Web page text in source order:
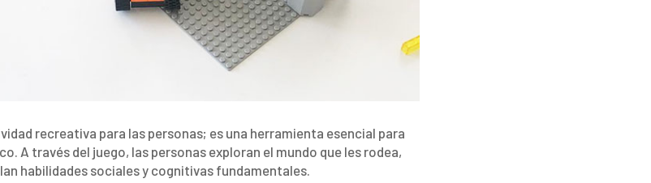
recreativa para las personas; es una herramienta esencial para
A través del juego, las personas exploran el mundo que les rodea,
habilidades sociales y cognitivas fundamentales.